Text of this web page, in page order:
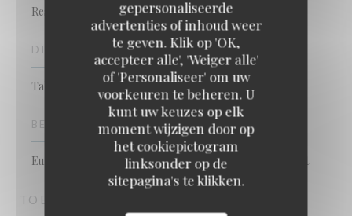
gepersonaliseerde
advertenties of inhoud weer
te geven. Klik op 'OK,
accepteer alle', 'Weiger alle'
of 'Personaliseer' om uw
voorkeuren te beheren. U
kunt uw keuzes op elk
moment wijzigen door op
het cookiepictogram
linksonder op de
sitepagina's te klikken.
Restaurant
DIENSTEN
Take Away - levering, Privatisering mogelijk, WIFI
BETAALMETHODEN
Eurocard / Mastercard, Contant geld, Visa, Debetkaart
TOEGANG
TAVLINE